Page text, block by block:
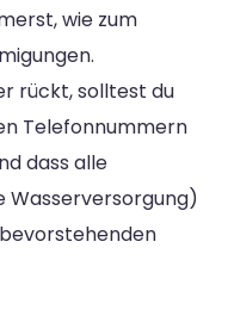
wie zum
rückt, solltest du
Telefonnummern
dass alle
Wasserversorgung)